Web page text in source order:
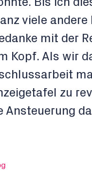
viele andere
mit der
Kopf. Als wir
zu
Ansteuerung